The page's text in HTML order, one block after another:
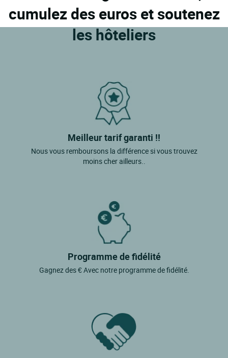
cumulez des euros et soutenez
les hôteliers
Meilleur tarif garanti !!
Nous vous remboursons la différence si vous trouvez
moins cher ailleurs..
Programme de fidélité
Gagnez des € Avec notre programme de fidélité.